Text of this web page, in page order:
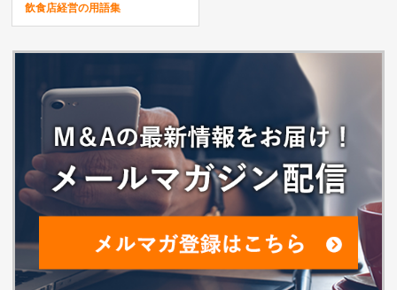
飲食店経営の用語集